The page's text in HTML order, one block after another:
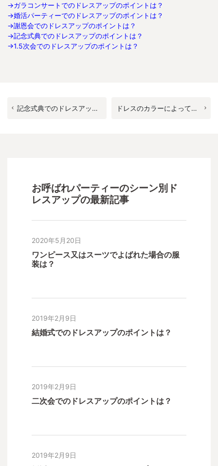
→ガラコンサートでのドレスアップのポイントは？
→婚活パーティーでのドレスアップのポイントは？
→謝恩会でのドレスアップのポイントは？
→記念式典でのドレスアップのポイントは？
→1.5次会でのドレスアップのポイントは？
記念式典でのドレスアップのポイントは？ ドレスのカラーによってどんな風に印象が変わる？ どんな肌色にどんな色が似合う？【ブラック編】
お呼ばれパーティーのシーン別ド
レスアップの最新記事
2020年5月20日
ワンピース又はスーツでよばれた場合の服
装は？
2019年2月9日
結婚式でのドレスアップのポイントは？
2019年2月9日
二次会でのドレスアップのポイントは？
2019年2月9日